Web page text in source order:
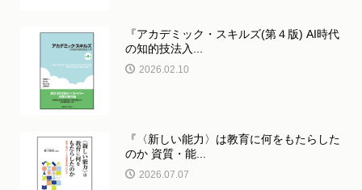
『アカデミック・スキルズ(第４版) AI時代
の知的技法入...
2026.02.10
『〈新しい能力〉は教育に何をもたらした
のか 資質・能...
2026.07.07